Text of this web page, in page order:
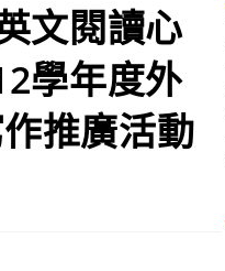
文閱讀心
學年度外
推廣活動